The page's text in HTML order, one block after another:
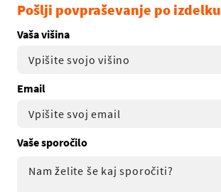
Pošlji povpraševanje po izdelku
Vaša višina
Email
Vaše sporočilo